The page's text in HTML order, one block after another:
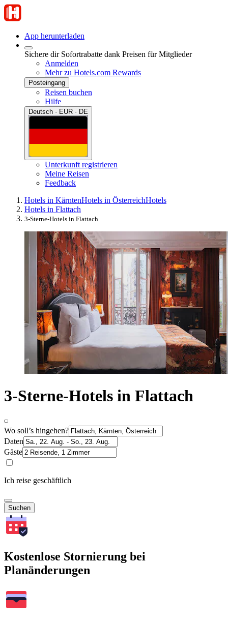
App herunterladen
Sichere dir Sofortrabatte dank Preisen für Mitglieder
Anmelden
Mehr zu Hotels.com Rewards
Posteingang
Reisen buchen
Hilfe
Deutsch · EUR · DE
Unterkunft registrieren
Meine Reisen
Feedback
Hotels in KärntenHotels in ÖsterreichHotels
Hotels in Flattach
3-Sterne-Hotels in Flattach
3-Sterne-Hotels in Flattach
Wo soll’s hingehen?
Daten
Gäste
Ich reise geschäftlich
Suchen
Kostenlose Stornierung bei
Planänderungen